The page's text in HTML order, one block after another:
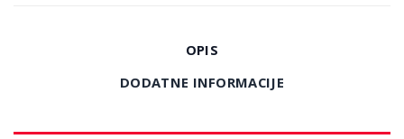
OPIS
DODATNE INFORMACIJE